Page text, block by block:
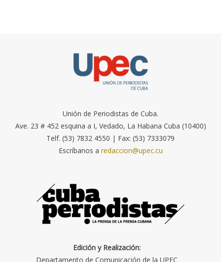
Unión de Periodistas de Cuba.
Ave. 23 # 452 esquina a I, Vedado, La Habana Cuba (10400)
Telf. (53) 7832 4550 | Fax: (53) 7333079
Escríbanos a redaccion@upec.cu
Edición y Realización:
Departamento de Comunicación de la UPEC